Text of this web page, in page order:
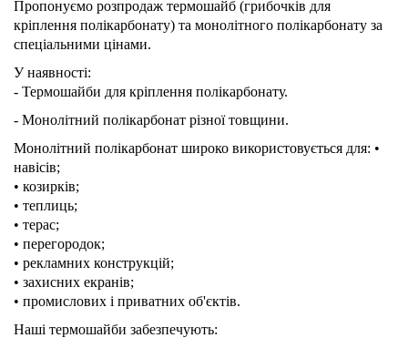
Пропонуємо розпродаж термошайб (грибочків для
кріплення полікарбонату) та монолітного полікарбонату за
спеціальними цінами.
У наявності:
- Термошайби для кріплення полікарбонату.
- Монолітний полікарбонат різної товщини.
Монолітний полікарбонат широко використовується для: •
навісів;
• козирків;
• теплиць;
• терас;
• перегородок;
• рекламних конструкцій;
• захисних екранів;
• промислових і приватних об'єктів.
Наші термошайби забезпечують: